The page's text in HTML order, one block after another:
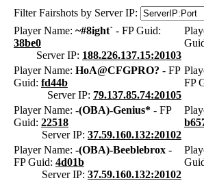
Filter Fairshots by Server IP:
Player Name: ~#8ight` - FP Guid:
38be0
Server IP: 188.226.137.15:20103
Player Name: HoA@CFGPRO? - FP
Guid: fd44b
Server IP: 79.137.85.74:20105
FP
Player Name: -(OBA)-Genius* - FP
Guid: 22518
Server IP: 37.59.160.132:20102
Player Name: -(OBA)-Beeblebrox -
FP Guid: 4d01b
Server IP: 37.59.160.132:20102